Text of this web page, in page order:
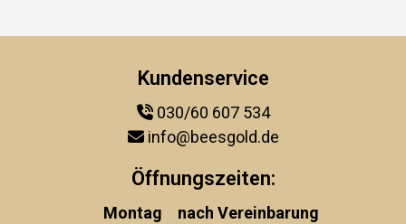
Kundenservice
030/60 607 534
info@beesgold.de
Öffnungszeiten:
Montag
nach Vereinbarung